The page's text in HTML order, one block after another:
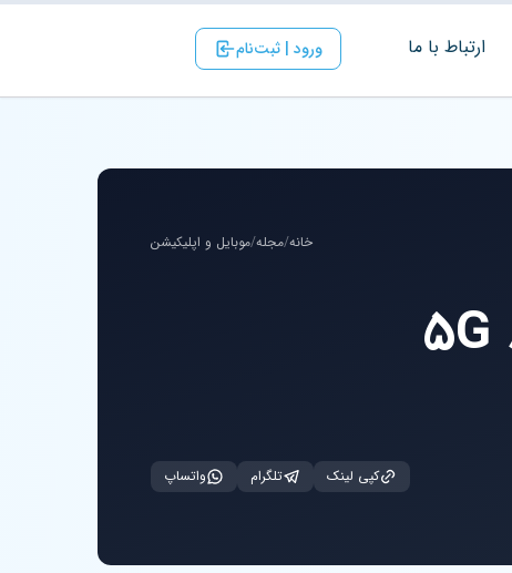
ارتباط با ‌ما ورود | ثبت‌نام
خانه/مجله/موبایل و اپلیکیشن
کپی لینک تلگرام واتساپ